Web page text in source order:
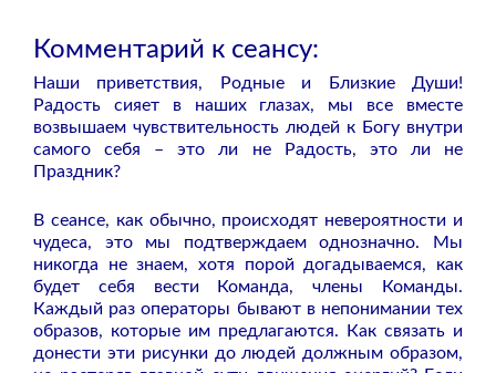
Комментарий к сеансу:
Наши приветствия, Родные и Близкие Души!
Радость сияет в наших глазах, мы все вместе
возвышаем чувствительность людей к Богу внутри
самого себя – это ли не Радость, это ли не
Праздник?
В сеансе, как обычно, происходят невероятности и
чудеса, это мы подтверждаем однозначно. Мы
никогда не знаем, хотя порой догадываемся, как
будет себя вести Команда, члены Команды.
Каждый раз операторы бывают в непонимании тех
образов, которые им предлагаются. Как связать и
донести эти рисунки до людей должным образом,